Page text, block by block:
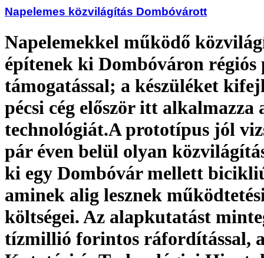
Napelemes közvilágítás Dombóvárott
Napelemekkel működő
építenek ki Dombóváron régiós
támogatással; a készüléket
pécsi cég először itt alkalmazza
technológiát.A prototípus jól
pár éven belül olyan
ki egy Dombóvár mellett
aminek alig lesznek
költségei. Az alapkutatást
tízmillió forintos ráfordítással,